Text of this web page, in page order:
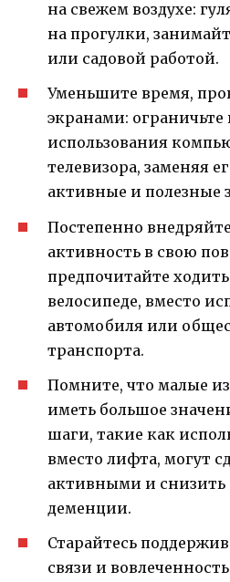
на свежем воздухе:
на прогулки,
или садовой работой.
Уменьшите время,
экранами: ограничьте
использования
телевизора, заменяя
активные и полезные
Постепенно
активность в свою
предпочитайте
велосипеде, вместо
автомобиля или
транспорта.
Помните, что малые
иметь большое
шаги, такие как
вместо лифта, могут
активными и снизить
деменции.
Старайтесь
связи и